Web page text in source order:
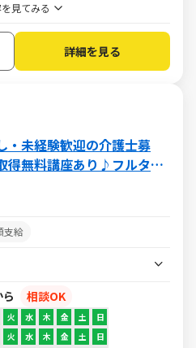
見てみる
詳細を見る
・未経験歓迎の介護士募
得無料講座あり♪フルタイ
♪
支給
相談OK
火 水 木 金 土 日
火 水 木 金 土 日